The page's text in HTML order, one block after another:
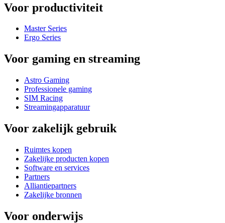
Voor productiviteit
Master Series
Ergo Series
Voor gaming en streaming
Astro Gaming
Professionele gaming
SIM Racing
Streamingapparatuur
Voor zakelijk gebruik
Ruimtes kopen
Zakelijke producten kopen
Software en services
Partners
Alliantiepartners
Zakelijke bronnen
Voor onderwijs